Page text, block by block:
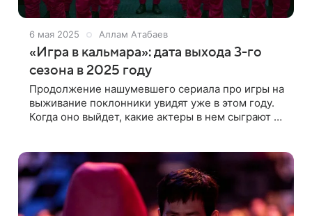
6 мая 2025 Аллам Атабаев
«Игра в кальмара»: дата выхода 3-го
сезона в 2025 году
Продолжение нашумевшего сериала про игры на
выживание поклонники увидят уже в этом году.
Когда оно выйдет, какие актеры в нем сыграют и